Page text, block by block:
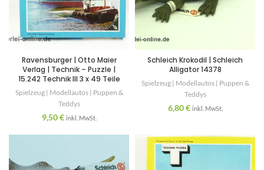
Ravensburger | Otto Maier
Verlag | Technik – Puzzle |
15.242 Technik III 3 x 49 Teile
Spielzeug | Modellautos | Puppen &
Teddys
9,50€ inkl. MwSt.
Schleich Krokodil | Schleich
Alligator 14378
Spielzeug | Modellautos | Puppen &
Teddys
6,80€ inkl. MwSt.